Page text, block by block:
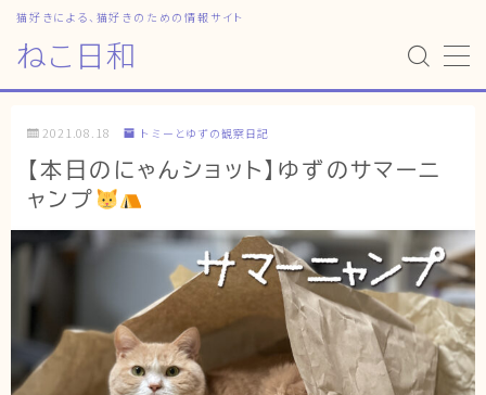
ねこ日和
猫好きによる、猫好きのための情報サイト
MENU
ねこ日和
どっちがいい？
猫暮らしの平均
猫のなぜ？
ゆずとシンバの日常
2021.08.18 トミーとゆずの観察日記
【本日のにゃんショット】ゆずのサマーニ
ャンプ